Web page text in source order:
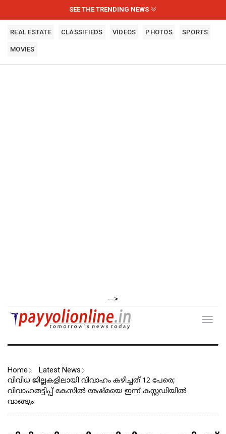
SEE THE TRENDING NEWS
REAL ESTATE CLASSIFIEDS VIDEOS PHOTOS SPORTS
MOVIES
-->
Home Latest News
വിവിധ ജില്ലകളിലായി വിവാഹം കഴിച്ചത് 12 പേരെ;
വിവാഹതട്ടിപ്പ് കേസിൽ രേഷ്മയെ ഇന്ന് കസ്റ്റഡിയിൽ
വാങ്ങും